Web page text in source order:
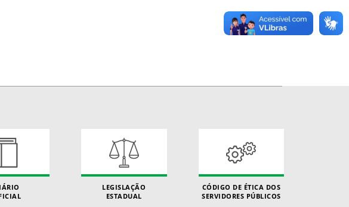
LEGISLAÇÃO
ESTADUAL
CÓDIGO DE ÉTICA DOS
SERVIDORES PÚBLICOS